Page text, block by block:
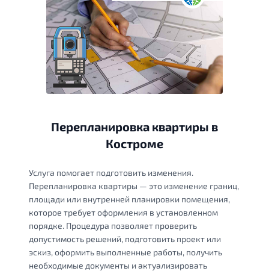
Перепланировка квартиры в
Костроме
Услуга помогает подготовить изменения.
Перепланировка квартиры — это изменение границ,
площади или внутренней планировки помещения,
которое требует оформления в установленном
порядке. Процедура позволяет проверить
допустимость решений, подготовить проект или
эскиз, оформить выполненные работы, получить
необходимые документы и актуализировать